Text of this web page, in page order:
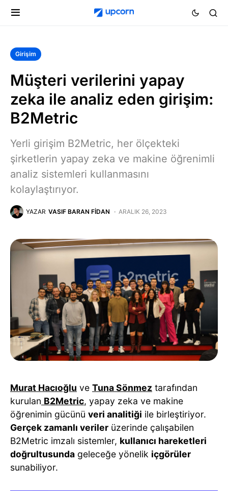
Girişim
Müşteri verilerini yapay
zeka ile analiz eden girişim:
B2Metric
Yerli girişim B2Metric, her ölçekteki
şirketlerin yapay zeka ve makine öğrenimli
analiz sistemleri kullanmasını
kolaylaştırıyor.
YAZAR VASIF BARAN FIDAN ARALIK 26, 2023
Murat Hacıoğlu ve Tuna Sönmez tarafından
kurulan B2Metric, yapay zeka ve makine
öğrenimin gücünü veri analitiği ile birleştiriyor.
Gerçek zamanlı veriler üzerinde çalışabilen
B2Metric imzalı sistemler, kullanıcı hareketleri
doğrultusunda geleceğe yönelik içgörüler
sunabiliyor.